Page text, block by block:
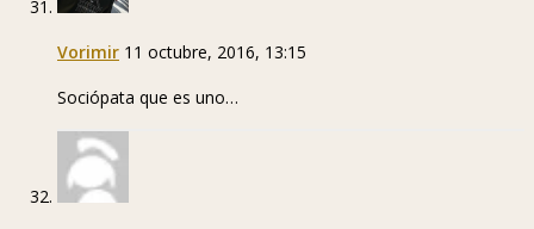
Vorimir 11 octubre, 2016, 13:15
Sociópata que es uno…